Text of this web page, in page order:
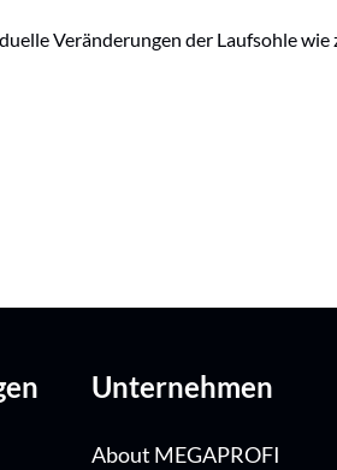
Veränderungen der Laufsohle wie
Unternehmen
About MEGAPROFI